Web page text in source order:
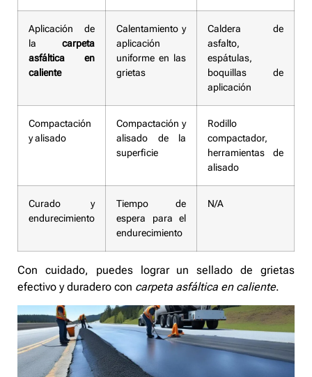
Aplicación de
la carpeta
asfáltica en
caliente
Calentamiento y
aplicación
uniforme en las
grietas
Caldera de
asfalto,
espátulas,
boquillas de
aplicación
Compactación
y alisado
Compactación y
alisado de la
superficie
Rodillo
compactador,
herramientas de
alisado
Curado y
endurecimiento
Tiempo de
espera para el
endurecimiento
N/A
Con cuidado, puedes lograr un sellado de grietas
efectivo y duradero con carpeta asfáltica en caliente.